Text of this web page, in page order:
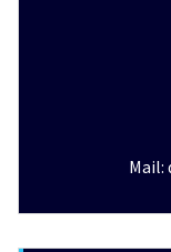
Mail: